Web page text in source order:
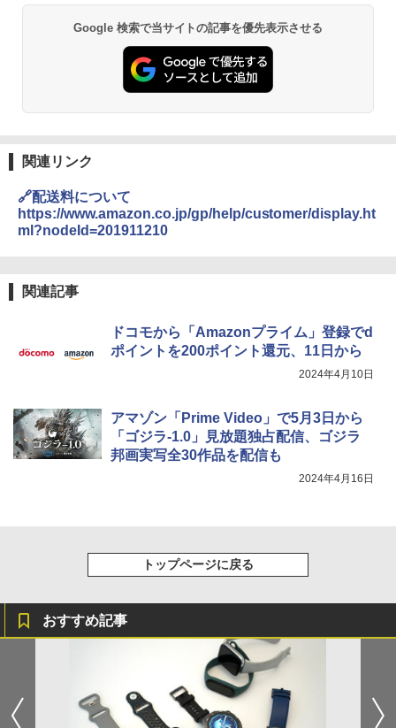
Google 検索で当サイトの記事を優先表示させる
関連リンク
🔗配送料について
https://www.amazon.co.jp/gp/help/customer/display.ht
ml?nodeId=201911210
関連記事
ドコモから「Amazonプライム」登録でd
ポイントを200ポイント還元、11日から
2024年4月10日
アマゾン「Prime Video」で5月3日から
「ゴジラ-1.0」見放題独占配信、ゴジラ
邦画実写全30作品を配信も
2024年4月16日
トップページに戻る
おすすめ記事